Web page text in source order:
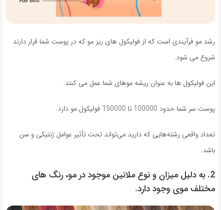
رشد مو فرآیندی است که از فولیکول های ریز مو که در پوست شما قرار دارند
شروع می شود.
این فولیکول ها به عنوان ریشه موهای شما عمل می کنند.
پوست سر شما حدود 100000 تا 150000 فولیکول مو دارد.
تعداد واقعی رشته‌هایی که دارید می‌تواند تحت تأثیر عوامل ژنتیکی و سن
باشد.
2. به دلیل میزان و نوع ملانین موجود در مو، رنگ های
مختلف موی وجود دارد.